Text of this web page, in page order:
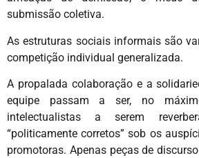
submissão coletiva.
As estruturas sociais informais são
competição individual generalizada.
A propalada colaboração e a
equipe passam a ser, no
intelectualistas a serem
“politicamente corretos” sob os
promotoras. Apenas peças de